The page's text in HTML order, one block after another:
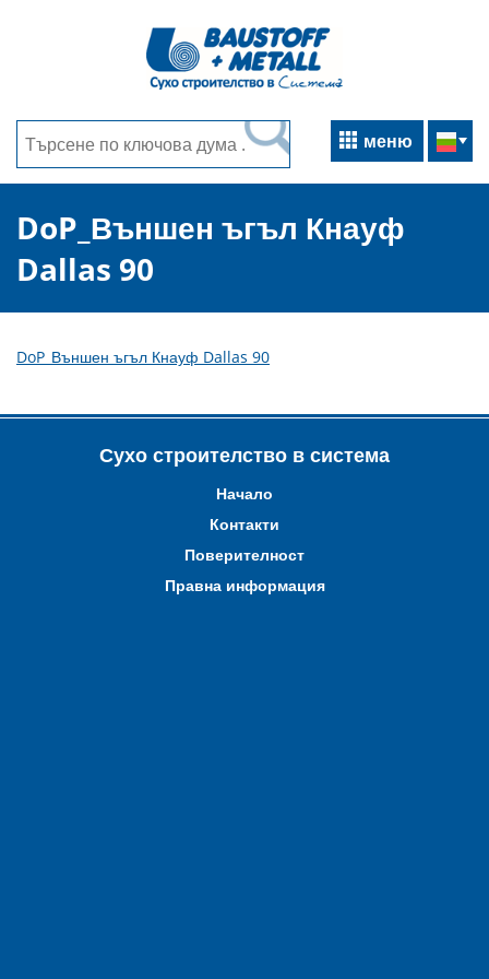
меню
DoP_Външен ъгъл Кнауф
Dallas 90
DoP_Външен ъгъл Кнауф Dallas 90
Сухо строителство в система
Начало
Контакти
Поверителност
Правна информация